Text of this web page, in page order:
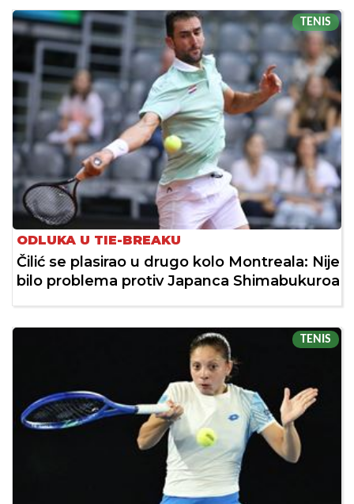
TENIS
ODLUKA U TIE-BREAKU
Čilić se plasirao u drugo kolo Montreala: Nije
bilo problema protiv Japanca Shimabukuroa
TENIS